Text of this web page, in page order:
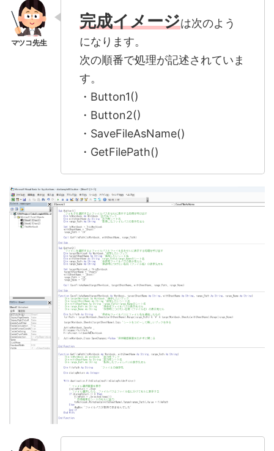
完成イメージは次のよう
になります。
次の順番で処理が記述されていま
す。
・Button1()
・Button2()
・SaveFileAsName()
・GetFilePath()